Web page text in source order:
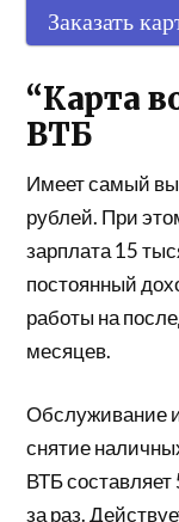
Заказать
“Карта
ВТБ
Имеет самый
рублей. При
зарплата 15
постоянный
работы на
месяцев.
Обслуживание
снятие
ВТБ
за раз.